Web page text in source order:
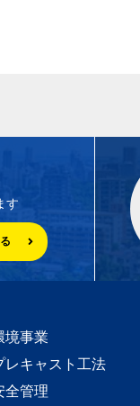
す
境事業
レキャスト工法
全管理